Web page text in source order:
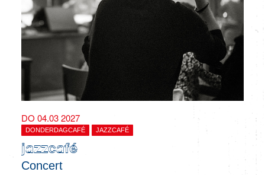
DO 04.03 2027
DONDERDAGCAFÉ JAZZCAFÉ
jazzcafé
Concert